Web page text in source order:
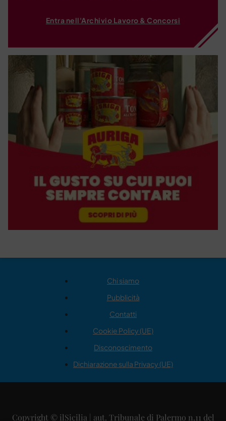
Entra nell'Archivio Lavoro & Concorsi
Chi siamo
Pubblicità
Contatti
Cookie Policy (UE)
Disconoscimento
Dichiarazione sulla Privacy (UE)
Copyright © ilSicilia | aut. Tribunale di Palermo n.11 del